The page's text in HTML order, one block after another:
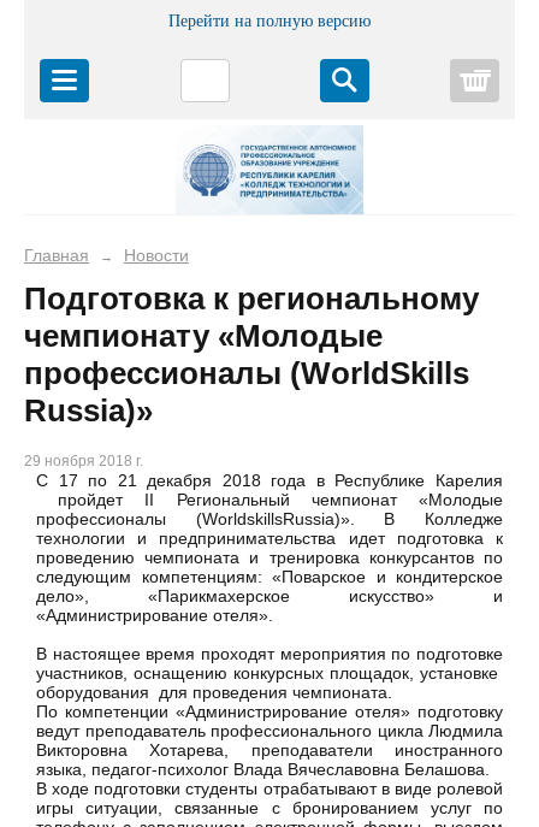
Перейти на полную версию
Главная → Новости
Подготовка к региональному
чемпионату «Молодые
профессионалы (WorldSkills
Russia)»
29 ноября 2018 г.
С 17 по 21 декабря 2018 года в Республике Карелия
пройдет II Региональный чемпионат «Молодые
профессионалы (WorldskillsRussia)». В Колледже
технологии и предпринимательства идет подготовка к
проведению чемпионата и тренировка конкурсантов по
следующим компетенциям: «Поварское и кондитерское
дело», «Парикмахерское искусство» и
«Администрирование отеля».
В настоящее время проходят мероприятия по подготовке
участников, оснащению конкурсных площадок, установке
оборудования для проведения чемпионата.
По компетенции «Администрирование отеля» подготовку
ведут преподаватель профессионального цикла Людмила
Викторовна Хотарева, преподаватели иностранного
языка, педагог-психолог Влада Вячеславовна Белашова.
В ходе подготовки студенты отрабатывают в виде ролевой
игры ситуации, связанные с бронированием услуг по